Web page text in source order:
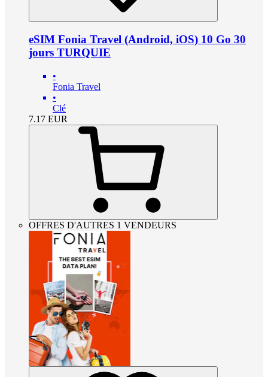
eSIM Fonia Travel (Android, iOS) 10 Go 30
jours TURQUIE
•
Fonia Travel
•
Clé
7.17 EUR
OFFRES D'AUTRES 1 VENDEURS